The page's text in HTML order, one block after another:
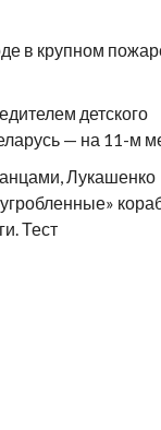
в крупном
детского
— на 11-м
Лукашенко
Тест